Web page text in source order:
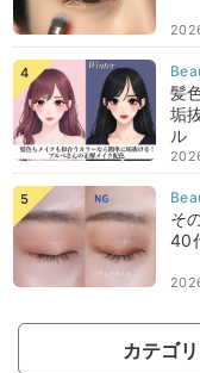
髪
垢
ル
そ
40
カテゴ